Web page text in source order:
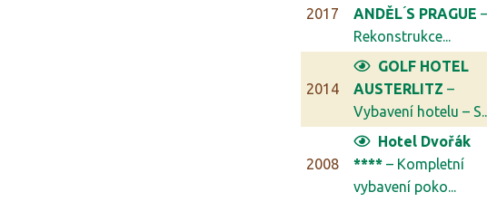
2017
ANDĚL ́S PRAGUE
Rekonstrukce...
2014
GOLF HOTEL
AUSTERLITZ –
Vybavení hotelu –
2008
Hotel Dvořák
**** – Kompletní
vybavení poko...